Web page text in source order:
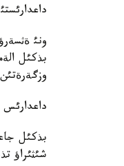
داعدارئس
بذكئل
شئثئراؤ